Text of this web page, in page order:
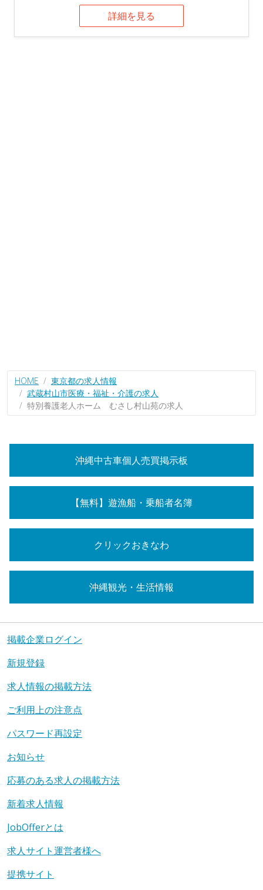
詳細を見る
HOME
東京都の求人情報
武蔵村山市医療・福祉・介護の求人
特別養護老人ホーム むさし村山苑の求人
沖縄中古車個人売買掲示板
【無料】遊漁船・乗船者名簿
クリックおきなわ
沖縄観光・生活情報
掲載企業ログイン
新規登録
求人情報の掲載方法
ご利用上の注意点
パスワード再設定
お知らせ
応募のある求人の掲載方法
新着求人情報
JobOfferとは
求人サイト運営者様へ
提携サイト